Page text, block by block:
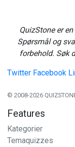
QuizStone er
Spørsmål og
forbehold. Søk
Twitter Facebook
© 2008-2026
Features
Kategorier
Temaquizzes